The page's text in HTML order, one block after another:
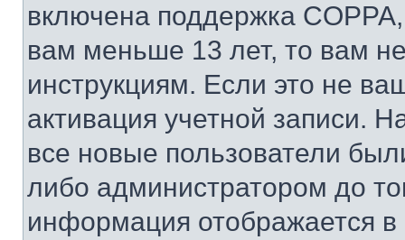
включена поддержка
вам меньше 13 лет, то вам
инструкциям. Если это не
активация учетной записи.
все новые пользователи
либо администратором до
информация отображается